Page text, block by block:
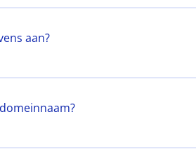
aan?